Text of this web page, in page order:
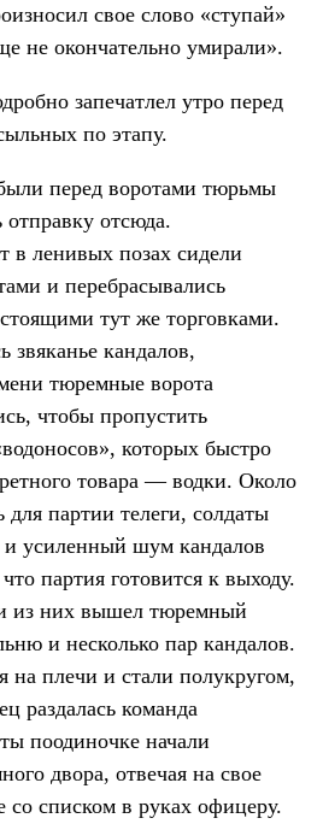
свое слово «ступай»
не окончательно умирали».
запечатлел утро перед
по этапу.
перед воротами тюрьмы
отсюда.
ленивых позах сидели
и перебрасывались
тут же торговками.
звяканье кандалов,
тюремные ворота
чтобы пропустить
которых быстро
товара — водки. Около
для партии телеги, солдаты
и усиленный шум кандалов
партия готовится к выходу.
из них вышел тюремный
и несколько пар кандалов.
на плечи и стали полукругом,
раздалась команда
поодиночке начали
двора, отвечая на свое
списком в руках офицеру.